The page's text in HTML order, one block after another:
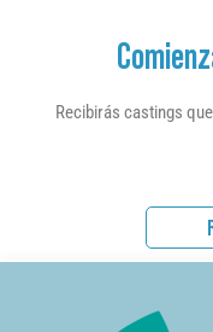
Recibirás castings